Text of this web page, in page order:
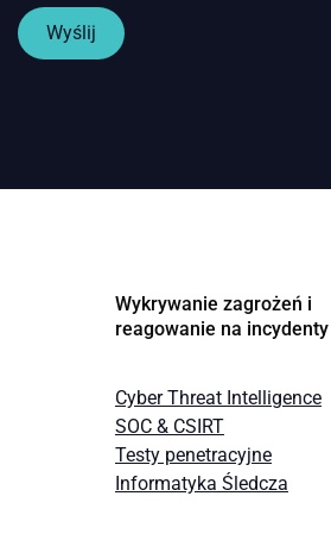
Wyślij
Wykrywanie zagrożeń i
reagowanie na incydenty
Cyber Threat Intelligence
SOC & CSIRT
Testy penetracyjne
Informatyka Śledcza